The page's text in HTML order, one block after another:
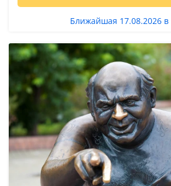
Ближайшая 17.08.2026 в